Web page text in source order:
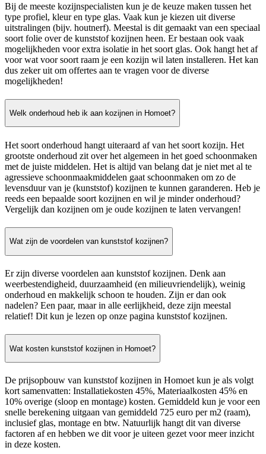
Bij de meeste kozijnspecialisten kun je de keuze maken tussen het
type profiel, kleur en type glas. Vaak kun je kiezen uit diverse
uitstralingen (bijv. houtnerf). Meestal is dit gemaakt van een speciaal
soort folie over de kunststof kozijnen heen. Er bestaan ook vaak
mogelijkheden voor extra isolatie in het soort glas. Ook hangt het af
voor wat voor soort raam je een kozijn wil laten installeren. Het kan
dus zeker uit om offertes aan te vragen voor de diverse
mogelijkheden!
Welk onderhoud heb ik aan kozijnen in Homoet?
Het soort onderhoud hangt uiteraard af van het soort kozijn. Het
grootste onderhoud zit over het algemeen in het goed schoonmaken
met de juiste middelen. Het is altijd van belang dat je niet met al te
agressieve schoonmaakmiddelen gaat schoonmaken om zo de
levensduur van je (kunststof) kozijnen te kunnen garanderen. Heb je
reeds een bepaalde soort kozijnen en wil je minder onderhoud?
Vergelijk dan kozijnen om je oude kozijnen te laten vervangen!
Wat zijn de voordelen van kunststof kozijnen?
Er zijn diverse voordelen aan kunststof kozijnen. Denk aan
weerbestendigheid, duurzaamheid (en milieuvriendelijk), weinig
onderhoud en makkelijk schoon te houden. Zijn er dan ook
nadelen? Een paar, maar in alle eerlijkheid, deze zijn meestal
relatief! Dit kun je lezen op onze pagina kunststof kozijnen.
Wat kosten kunststof kozijnen in Homoet?
De prijsopbouw van kunststof kozijnen in Homoet kun je als volgt
kort samenvatten: Installatiekosten 45%, Materiaalkosten 45% en
10% overige (sloop en montage) kosten. Gemiddeld kun je voor een
snelle berekening uitgaan van gemiddeld 725 euro per m2 (raam),
inclusief glas, montage en btw. Natuurlijk hangt dit van diverse
factoren af en hebben we dit voor je uiteen gezet voor meer inzicht
in deze kosten.